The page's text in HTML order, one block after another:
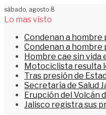
sábado, agosto 8
Lo mas visto
Condenan a hombre
Condenan a
Hombre cae sin vida
Motociclista resulta
Tras presión de
Secretaría de Salud
Erupción del Volcán
Jalisco registra sus